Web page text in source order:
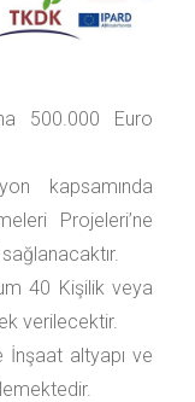
500.000 Euro
kapsamında
Projeleri’ne
40 Kişilik veya
verilecektir.
İnşaat altyapı ve